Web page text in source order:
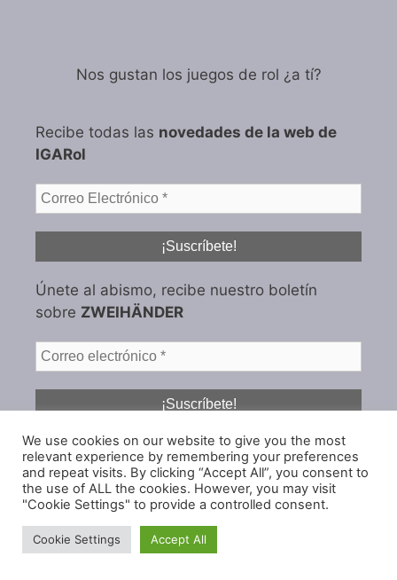
Nos gustan los juegos de rol ¿a tí?
Recibe todas las novedades de la web de
IGARol
Únete al abismo, recibe nuestro boletín
sobre ZWEIHÄNDER
También nos encontrarás en:
We use cookies on our website to give you the most
relevant experience by remembering your preferences
and repeat visits. By clicking “Accept All”, you consent to
the use of ALL the cookies. However, you may visit
"Cookie Settings" to provide a controlled consent.
Cookie Settings Accept All